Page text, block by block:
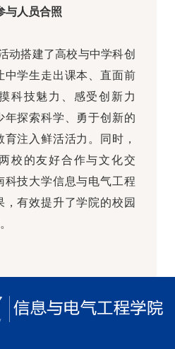
与人员合照
动搭建了高校与中学科创
中学生走出课本、直面前
科技魅力、感受创新力
年探索科学、勇于创新的
注入鲜活活力。同时，
校的友好合作与文化交
科技大学信息与电气工程
有效提升了学院的校园